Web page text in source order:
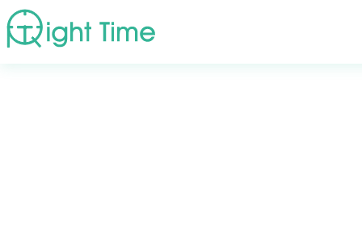
首頁» 疾病症狀